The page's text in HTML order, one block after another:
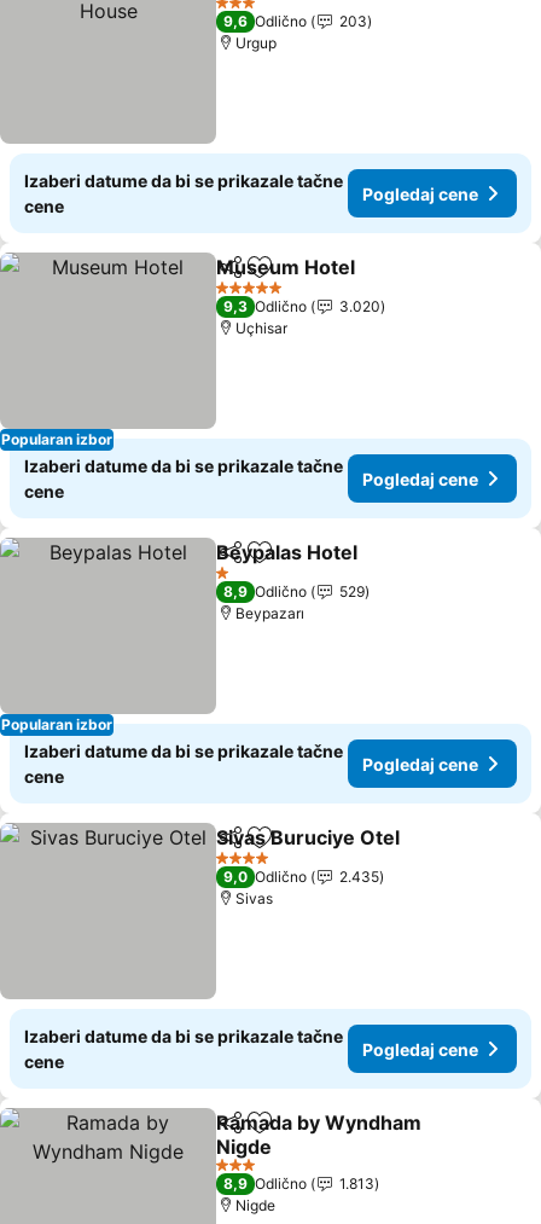
3 Zvezdice
9,6 Odlično
203
Urgup
Izaberi datume da bi se prikazale tačne
cene
Pogledaj cene
Popularan izbor
Deli Dodati u favorite
Museum Hotel
5 Zvezdice
9,3 Odlično
3.020
Uçhisar
Izaberi datume da bi se prikazale tačne
cene
Pogledaj cene
Popularan izbor
Deli Dodati u favorite
Beypalas Hotel
1 Zvezdice
8,9 Odlično
529
Beypazarı
Izaberi datume da bi se prikazale tačne
cene
Pogledaj cene
Deli Dodati u favorite
Sivas Buruciye Otel
4 Zvezdice
9,0 Odlično
2.435
Sivas
Izaberi datume da bi se prikazale tačne
cene
Pogledaj cene
Deli Dodati u favorite
Ramada by Wyndham
Nigde
3 Zvezdice
8,9 Odlično
1.813
Nigde